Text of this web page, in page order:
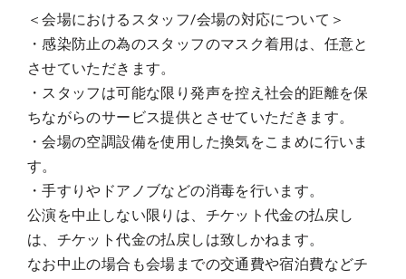
＜会場におけるスタッフ/会場の対応について＞
・感染防止の為のスタッフのマスク着用は、任意と
させていただきます。
・スタッフは可能な限り発声を控え社会的距離を保
ちながらのサービス提供とさせていただきます。
・会場の空調設備を使用した換気をこまめに行いま
す。
・手すりやドアノブなどの消毒を行います。
公演を中止しない限りは、チケット代金の払戻し
は、チケット代金の払戻しは致しかねます。
なお中止の場合も会場までの交通費や宿泊費などチ